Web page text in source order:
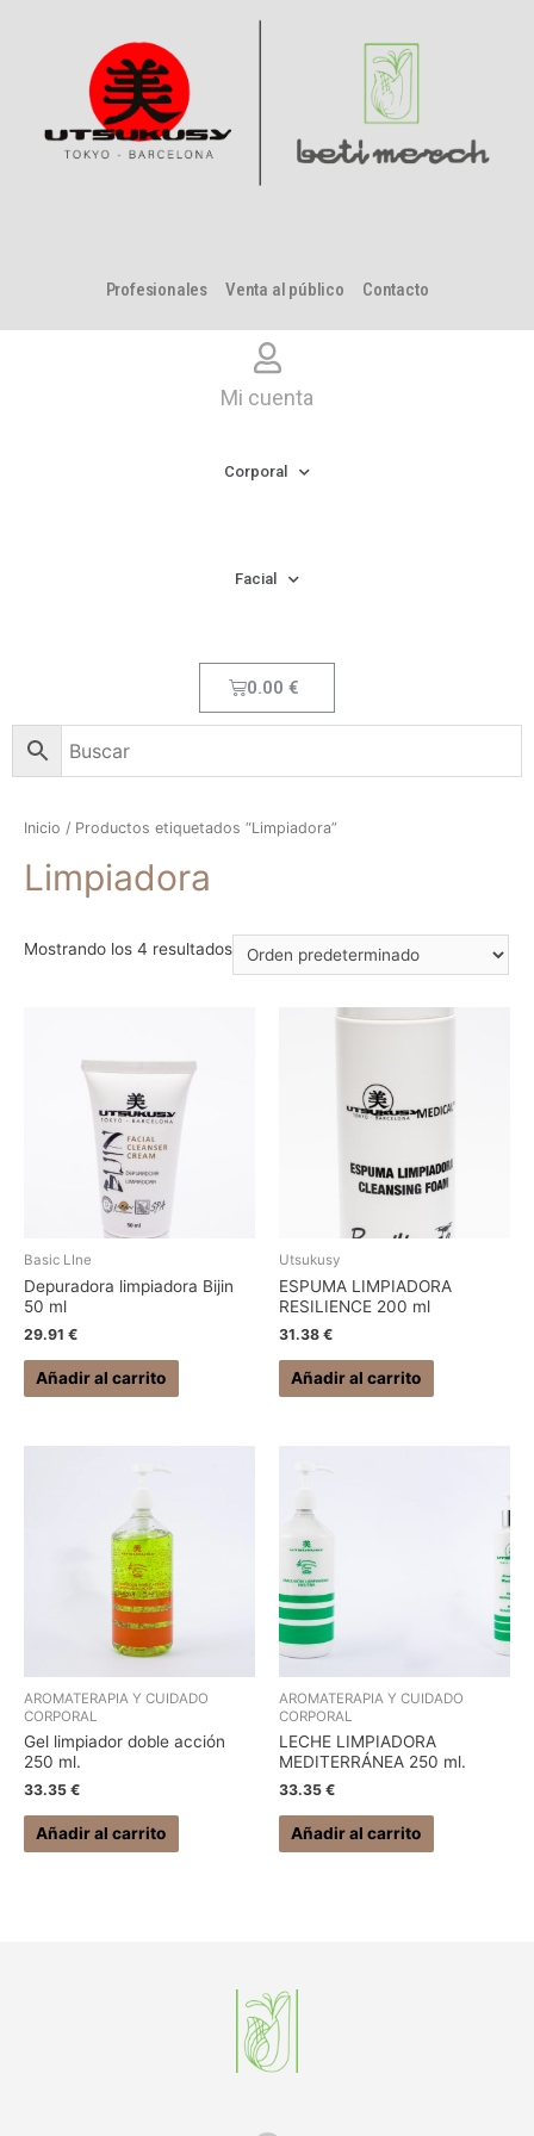
Profesionales Venta al público Contacto
Mi cuenta
Corporal
Facial
0.00€
Inicio / Productos etiquetados “Limpiadora”
Limpiadora
Mostrando los 4 resultados
Basic LIne
Depuradora limpiadora Bijin
50 ml
29.91 €
Añadir al carrito
Utsukusy
ESPUMA LIMPIADORA
RESILIENCE 200 ml
31.38 €
Añadir al carrito
AROMATERAPIA Y CUIDADO
CORPORAL
Gel limpiador doble acción
250 ml.
33.35 €
Añadir al carrito
AROMATERAPIA Y CUIDADO
CORPORAL
LECHE LIMPIADORA
MEDITERRÁNEA 250 ml.
33.35 €
Añadir al carrito